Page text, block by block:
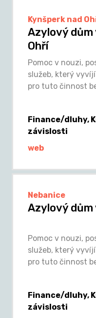
Kynšperk nad
Azylový dům
Ohří
Pomoc v nouzi,
služeb, který
pro tuto činnost
Finance/dluhy,
závislosti
web
Nebanice
Azylový dům
Pomoc v nouzi,
služeb, který
pro tuto činnost
Finance/dluhy,
závislosti